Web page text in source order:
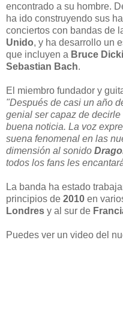
encontrado a su hombre.
ha ido construyendo sus
conciertos con bandas de
Unido, y ha desarrollo un
que incluyen a Bruce
Sebastian Bach.
El miembro fundador y
"Después de casi un año
genial ser capaz de
buena noticia. La voz
suena fenomenal en las
dimensión al sonido
todos los fans les
La banda ha estado
principios de 2010 en
Londres y al sur de
Puedes ver un video del